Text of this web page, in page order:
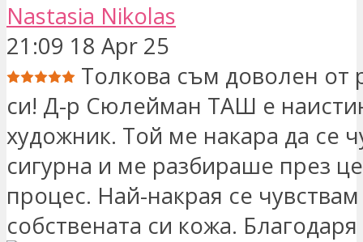
Nastasia Nikolas
21:09 18 Apr 25
Толкова съм доволен от
си! Д-р Сюлейман ТАШ е
художник. Той ме накара да се
сигурна и ме разбираше през
процес. Най-накрая се
собствената си кожа.